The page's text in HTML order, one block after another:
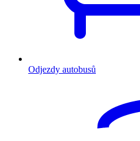
Odjezdy autobusů